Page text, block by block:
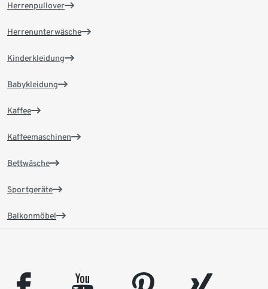
Herrenpullover
Herrenunterwäsche
Kinderkleidung
Babykleidung
Kaffee
Kaffeemaschinen
Bettwäsche
Sportgeräte
Balkonmöbel